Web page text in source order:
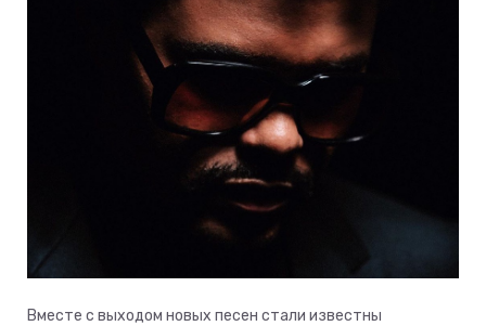
Вместе с выходом новых песен стали известны